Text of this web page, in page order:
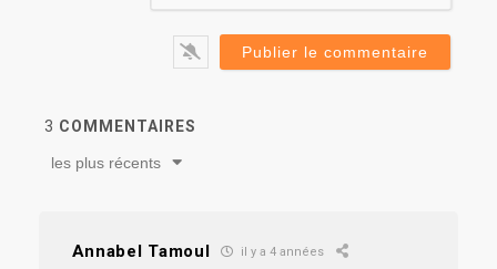
3 COMMENTAIRES
les plus récents
Annabel Tamoul il y a 4 années